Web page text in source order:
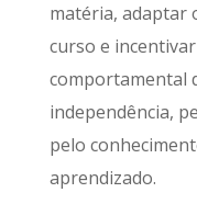
matéria, adaptar
curso e
comportamental
independência,
pelo
aprendizado.